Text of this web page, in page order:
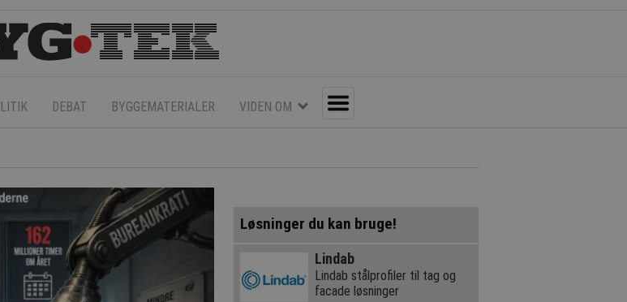
DEBAT BYGGEMATERIALER VIDEN OM
Løsninger du kan bruge!
Lindab
Lindab stålprofiler til tag og
facade løsninger